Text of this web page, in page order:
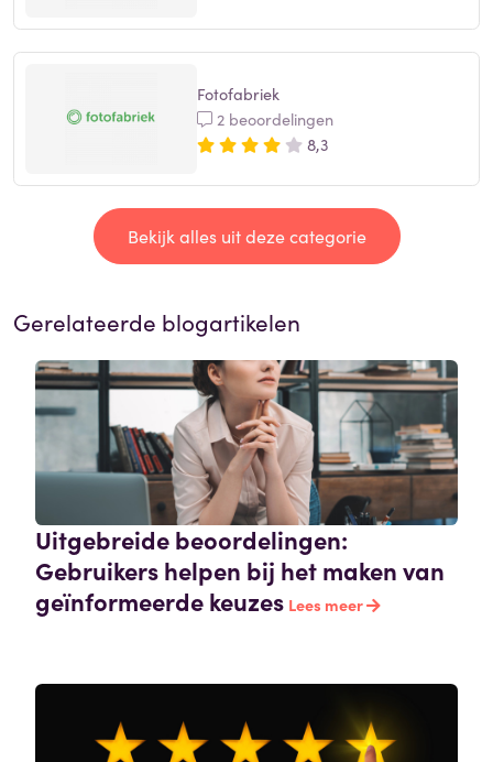
Fotofabriek
2 beoordelingen
8,3
Bekijk alles uit deze categorie
Gerelateerde blogartikelen
Uitgebreide beoordelingen:
Gebruikers helpen bij het maken van
geïnformeerde keuzes Lees meer